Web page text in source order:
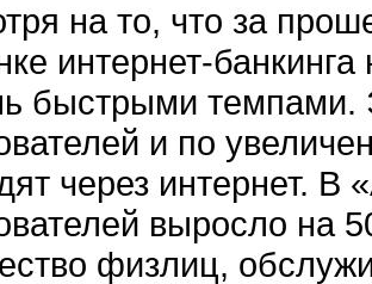
на то, что за
интернет-банкинга
быстрыми темпами.
и по
через интернет. В
выросло на
физлиц,